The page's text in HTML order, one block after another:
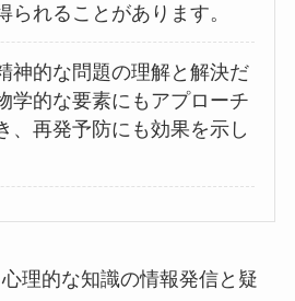
られることがあります。
神的な問題の理解と解決だ
学的な要素にもアプローチ
、再発予防にも効果を示し
理的な知識の情報発信と疑